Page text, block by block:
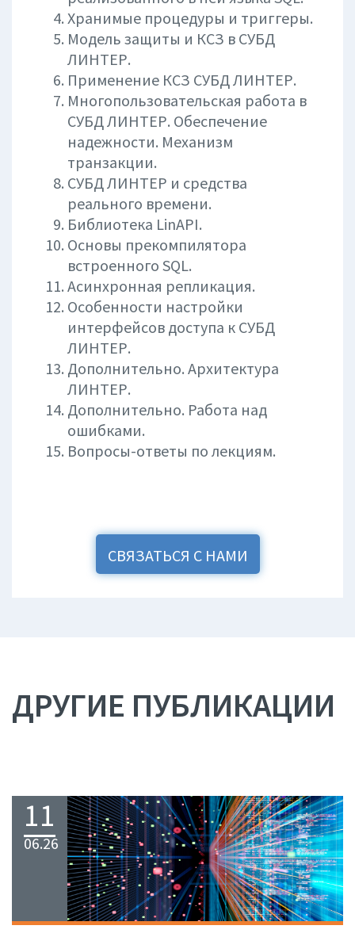
Хранимые процедуры и триггеры.
Модель защиты и КСЗ в СУБД
ЛИНТЕР.
Применение КСЗ СУБД ЛИНТЕР.
Многопользовательская работа в
СУБД ЛИНТЕР. Обеспечение
надежности. Механизм
транзакции.
СУБД ЛИНТЕР и средства
реального времени.
Библиотека LinAPI.
Основы прекомпилятора
встроенного SQL.
Асинхронная репликация.
Особенности настройки
интерфейсов доступа к СУБД
ЛИНТЕР.
Дополнительно. Архитектура
ЛИНТЕР.
Дополнительно. Работа над
ошибками.
Вопросы-ответы по лекциям.
СВЯЗАТЬСЯ С НАМИ
ДРУГИЕ ПУБЛИКАЦИИ
11
06.26